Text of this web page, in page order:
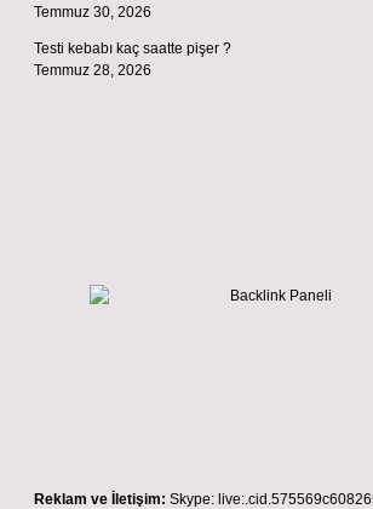
Temmuz 30, 2026
Testi kebabı kaç saatte pişer ?
Temmuz 28, 2026
Reklam ve İletişim: Skype: